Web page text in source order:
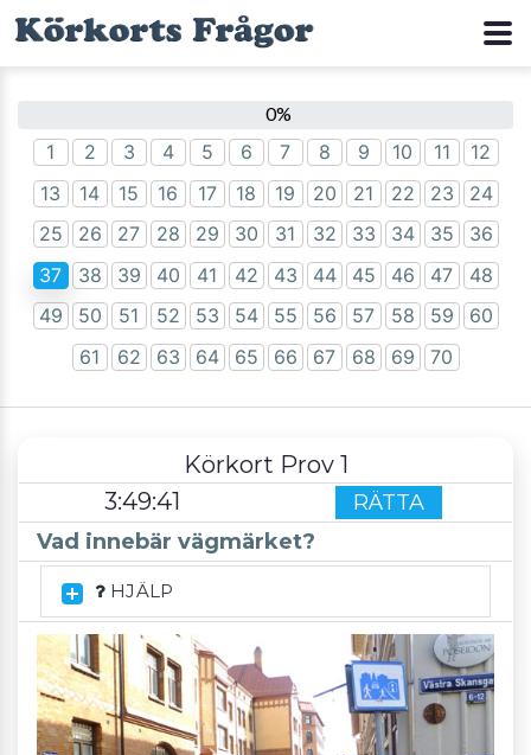
0
1 2 3 4 5 6 7 8 9 10 11
12
13
14 15 16 17 18 19 20 21 22 23
24
25
26 27 28 29 30 31 32 33 34 35
36
37
38 39 40 41 42 43 44 45 46 47
48
49
50 51 52 53 54 55 56 57 58 59
60
61
62 63 64 65 66 67 68 69 70
Körkort Prov 1
3:49:40
RÄTTA
Vad innebär vägmärket?
HJÄLP